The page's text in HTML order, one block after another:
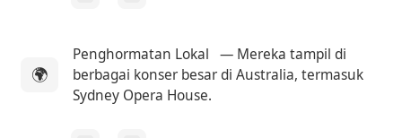
🌍
Penghormatan Lokal
— Mereka tampil di
berbagai konser besar di Australia, termasuk
Sydney Opera House.